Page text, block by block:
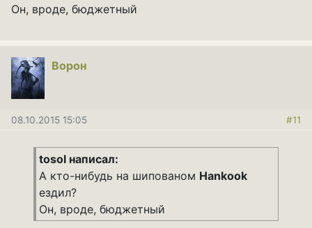
Он, вроде, бюджетный
Ворон
08.10.2015 15:05 #11
tosol написал:
А кто-нибудь на шипованом Hankook
ездил?
Он, вроде, бюджетный